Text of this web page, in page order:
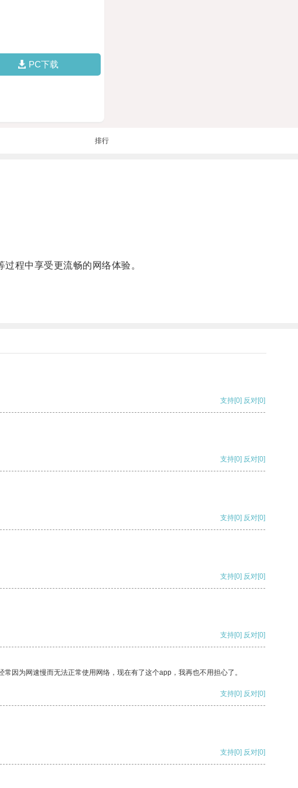
PC下载
排行
程中享受更流畅的网络体验。
支持[0] 反对[0]
支持[0] 反对[0]
支持[0] 反对[0]
支持[0] 反对[0]
支持[0] 反对[0]
因为网速慢而无法正常使用网络，现在有了这个app，我再也不用担心了。
支持[0] 反对[0]
支持[0] 反对[0]